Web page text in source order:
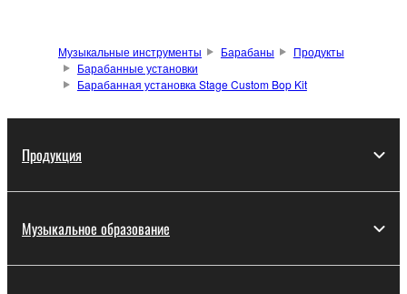
Музыкальные инструменты Барабаны
Продукты
Барабанные установки
Барабанная установка Stage Custom Bop Kit
Продукция
Музыкальное образование